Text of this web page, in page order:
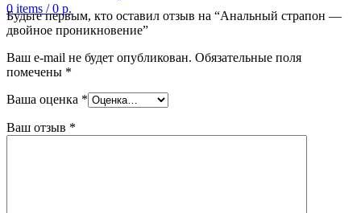
0 items / 0 р.
Будьте первым, кто оставил отзыв на “Анальный страпон —
двойное проникновение”
Ваш e-mail не будет опубликован. Обязательные поля
помечены *
Ваша оценка *
Ваш отзыв *